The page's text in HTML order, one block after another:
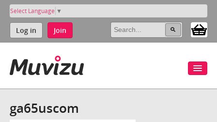
Select Language ▼
Log in Join
ga65uscom